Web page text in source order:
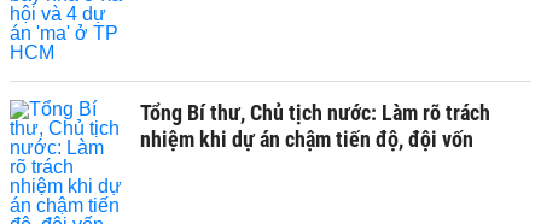
Tổng Bí thư, Chủ tịch nước: Làm rõ trách
nhiệm khi dự án chậm tiến độ, đội vốn